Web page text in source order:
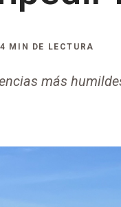
4 MIN DE LECTURA
más